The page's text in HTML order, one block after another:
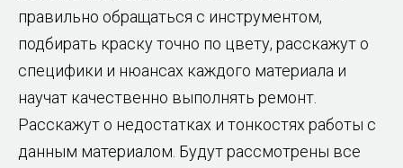
правильно обращаться с инструментом,
подбирать краску точно по цвету, расскажут о
специфики и нюансах каждого материала и
научат качественно выполнять ремонт.
Расскажут о недостатках и тонкостях работы с
данным материалом. Будут рассмотрены все